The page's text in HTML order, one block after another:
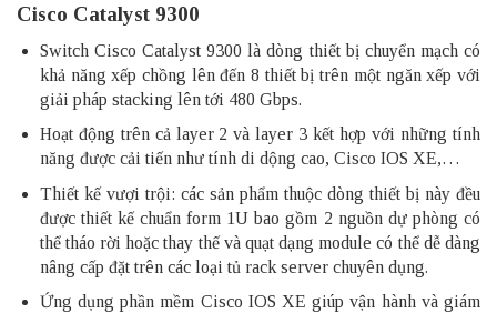
Cisco Catalyst 9300
Switch Cisco Catalyst 9300 là dòng thiết bị chuyển mạch có
khả năng xếp chồng lên đến 8 thiết bị trên một ngăn xếp với
giải pháp stacking lên tới 480 Gbps.
Hoạt động trên cả layer 2 và layer 3 kết hợp với những tính
năng được cải tiến như tính di dộng cao, Cisco IOS XE,…
Thiết kế vượi trội: các sản phẩm thuộc dòng thiết bị này đều
được thiết kế chuẩn form 1U bao gồm 2 nguồn dự phòng có
thể tháo rời hoặc thay thế và quạt dạng module có thể dễ dàng
nâng cấp đặt trên các loại tủ rack server chuyên dụng.
Ứng dụng phần mềm Cisco IOS XE giúp vận hành và giám